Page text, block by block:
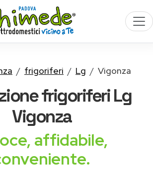
frigoriferi Lg Vigonza
frigoriferi Lg
Vigonza
affidabile,